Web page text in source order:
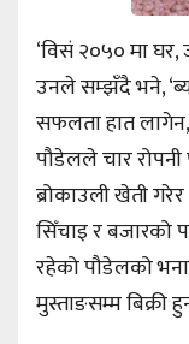
‘विसं २०५० मा
उनले सम्झँदै भने,
सफलता हात
पौडेलले चार रोपनी
ब्रोकाउली खेती
सिँचाइ र बजारको
रहेको पौडेलको
मुस्ताङसम्म बिक्री